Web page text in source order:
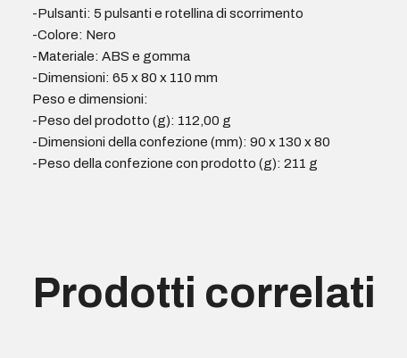
-Pulsanti: 5 pulsanti e rotellina di scorrimento
-Colore: Nero
-Materiale: ABS e gomma
-Dimensioni: 65 x 80 x 110 mm
Peso e dimensioni:
-Peso del prodotto (g): 112,00 g
-Dimensioni della confezione (mm): 90 x 130 x 80
-Peso della confezione con prodotto (g): 211 g
Prodotti correlati